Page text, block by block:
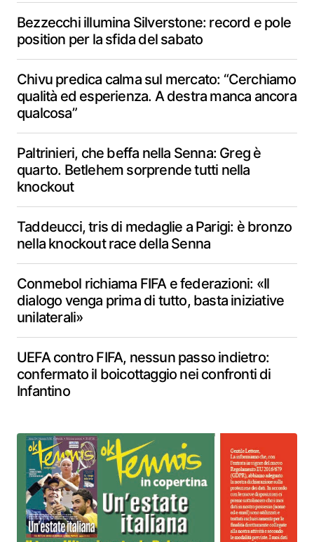
Bezzecchi illumina Silverstone: record e pole
position per la sfida del sabato
Chivu predica calma sul mercato: “Cerchiamo
qualità ed esperienza. A destra manca ancora
qualcosa”
Paltrinieri, che beffa nella Senna: Greg è
quarto. Betlehem sorprende tutti nella
knockout
Taddeucci, tris di medaglie a Parigi: è bronzo
nella knockout race della Senna
Conmebol richiama FIFA e federazioni: «Il
dialogo venga prima di tutto, basta iniziative
unilaterali»
UEFA contro FIFA, nessun passo indietro:
confermato il boicottaggio nei confronti di
Infantino